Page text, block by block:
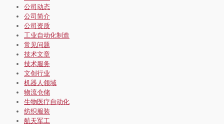
公司动态
公司简介
公司资质
工业自动化制造
常见问题
技术文章
技术服务
文创行业
机器人领域
物流仓储
生物医疗自动化
纺织服装
航天军工